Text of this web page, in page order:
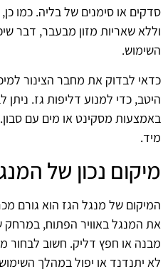
סדקים או סימנים של בליה. כמו
וללא שאריות מזון מבעבר, דבר
השימוש.
כדאי לבדוק את מחבר הצינור
היטב, כדי למנוע דליפות גז.
באמצעות מסקינט או מים עם
מיד.
מיקום נכון של
המיקום של מנגל הגז הוא גורם
את המנגל באוויר הפתוח,
מבנה או חפץ דליק. חשוב לבחור
לא יתנדנד או יפול במהלך